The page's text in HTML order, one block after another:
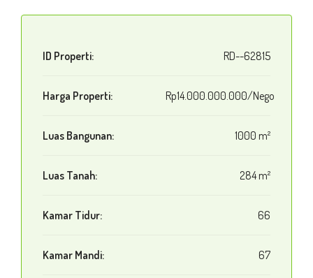
ID Properti: RD--62815
Harga Properti: Rp14.000.000.000/Nego
Luas Bangunan: 1000 m²
Luas Tanah: 284 m²
Kamar Tidur: 66
Kamar Mandi: 67